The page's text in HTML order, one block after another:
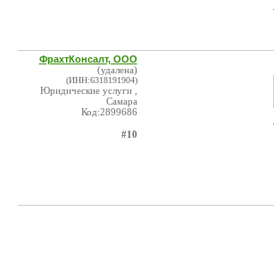
ФрахтКонсалт, ООО
(удалена)
(ИНН:6318191904)
Юридические услуги ,
Самара
Код:2899686
#10